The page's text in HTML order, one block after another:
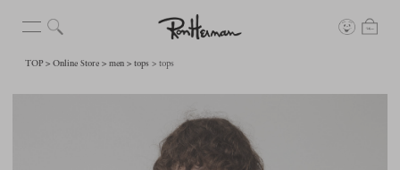
TOP Online Store men tops tops